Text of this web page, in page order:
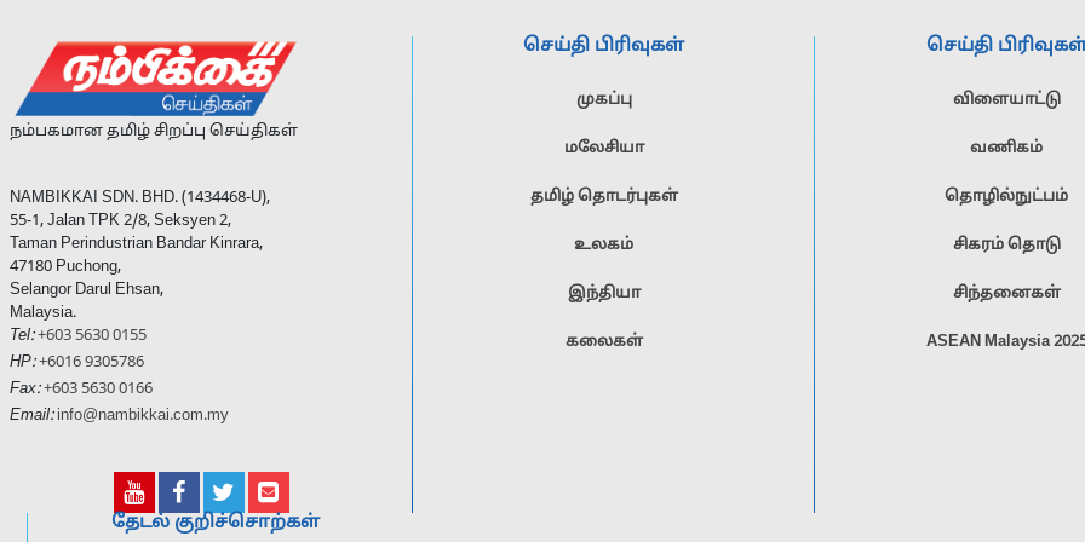
நம்பகமான தமிழ் சிறப்பு செய்திகள்
NAMBIKKAI SDN. BHD. (1434468-U),
55-1, Jalan TPK 2/8, Seksyen 2,
Taman Perindustrian Bandar Kinrara,
47180 Puchong,
Selangor Darul Ehsan,
Malaysia.
Tel:+603 5630 0155
HP:+6016 9305786
Fax:+603 5630 0166
Email: info@nambikkai.com.my
செய்தி பிரிவுகள்
முகப்பு
மலேசியா
தமிழ் தொடர்புகள்
உலகம்
இந்தியா
கலைகள்
செய்தி
விளையாட்டு
வணிகம்
தொழில்நுட்பம்
சிகரம் தொடு
சிந்தனைகள்
ASEAN Malaysia
தேடல் குறிச்சொற்கள்